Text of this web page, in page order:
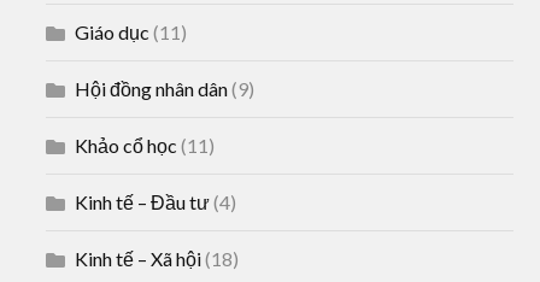
Giáo dục (11)
Hội đồng nhân dân(9)
Khảo cổ học (11)
Kinh tế – Đầu tư(4)
Kinh tế – Xã hội(18)